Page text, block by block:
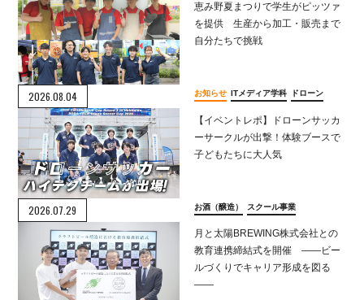
恵み野夏まつりで学生がピッツァ
を提供 生産から加工・販売まで
自分たちで挑戦
2026.08.04
【イベントレポ】ドローンサッカ
ーサークルが出撃！体験ブースで
子どもたちに大人気
お知らせ ITメディア学科 ドローン
2026.07.29
月と太陽BREWING株式会社との
教育連携締結式を開催 ――ビー
ルづくりでキャリア形成を図る
――
お酒（醸造） スクール事業